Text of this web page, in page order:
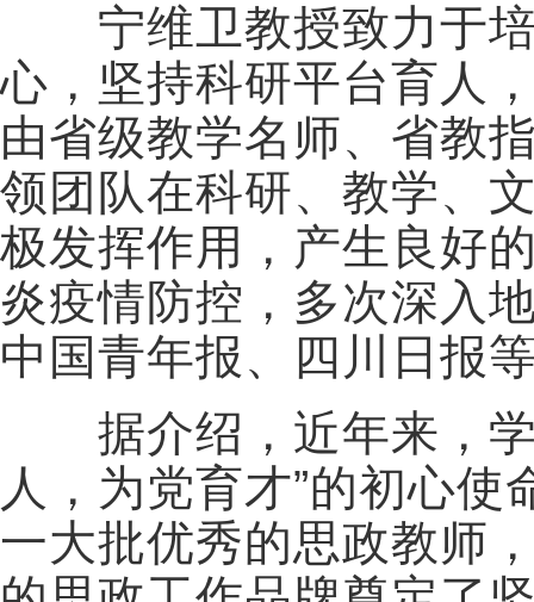
宁维卫教授致力于培
心，坚持科研平台育人
由省级教学名师、省教
领团队在科研、教学、
极发挥作用，产生良好
炎疫情防控，多次深入
中国青年报、四川日报
据介绍，近年来，学
人，为党育才”的初心
一大批优秀的思政教师